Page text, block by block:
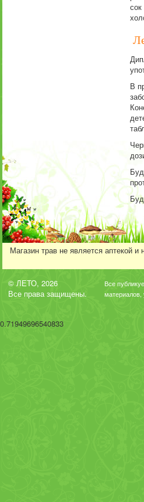
В
Магазин трав не является аптекой
© ЛЕТО, 2026
Все права защищены.
Все
материалов,
0.71949696540833